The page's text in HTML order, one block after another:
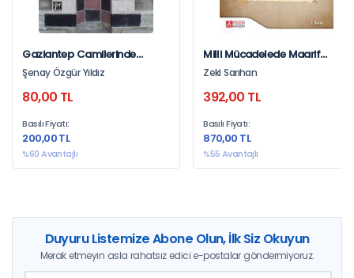
Gaziantep Camilerinde
Kültürel Etkileşim
Şenay Özgür Yıldız
80,00 TL
Basılı Fiyatı:
200,00 TL
%60 Avantajlı
Milli Mücadelede Maarif
Ordusu
Zeki Sarıhan
392,00 TL
Basılı Fiyatı:
870,00 TL
%55 Avantajlı
Duyuru Listemize Abone Olun, İlk Siz Okuyun
Merak etmeyin asla rahatsız edici e-postalar göndermiyoruz.